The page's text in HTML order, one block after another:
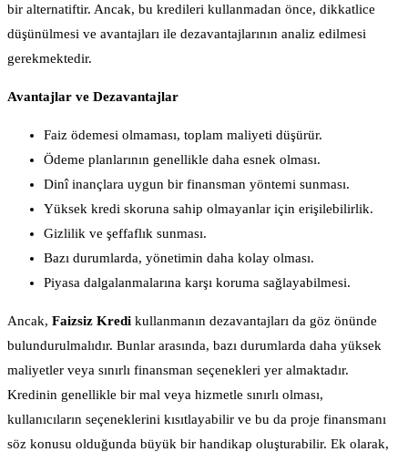
bir alternatiftir. Ancak, bu kredileri kullanmadan önce, dikkatlice
düşünülmesi ve avantajları ile dezavantajlarının analiz edilmesi
gerekmektedir.
Avantajlar ve Dezavantajlar
Faiz ödemesi olmaması, toplam maliyeti düşürür.
Ödeme planlarının genellikle daha esnek olması.
Dinî inançlara uygun bir finansman yöntemi sunması.
Yüksek kredi skoruna sahip olmayanlar için erişilebilirlik.
Gizlilik ve şeffaflık sunması.
Bazı durumlarda, yönetimin daha kolay olması.
Piyasa dalgalanmalarına karşı koruma sağlayabilmesi.
Ancak, Faizsiz Kredi kullanmanın dezavantajları da göz önünde
bulundurulmalıdır. Bunlar arasında, bazı durumlarda daha yüksek
maliyetler veya sınırlı finansman seçenekleri yer almaktadır.
Kredinin genellikle bir mal veya hizmetle sınırlı olması,
kullanıcıların seçeneklerini kısıtlayabilir ve bu da proje finansmanı
söz konusu olduğunda büyük bir handikap oluşturabilir. Ek olarak,